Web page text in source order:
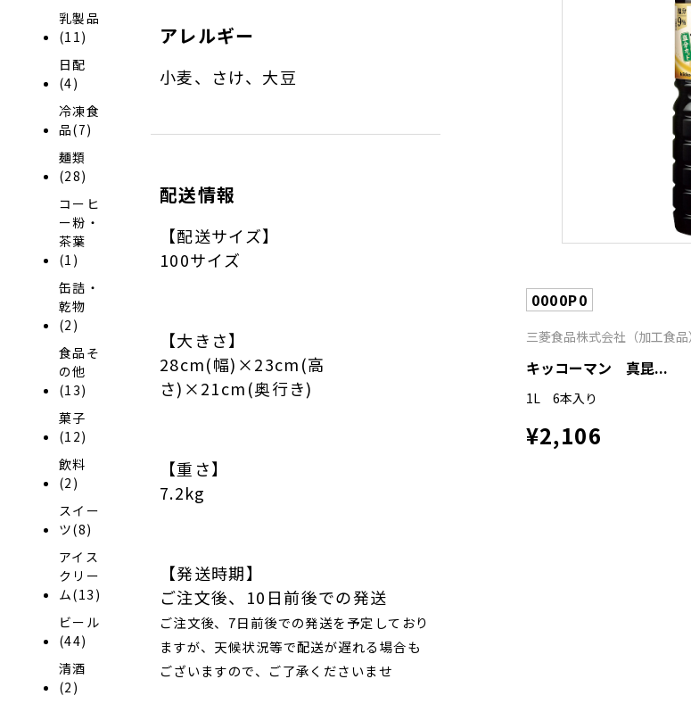
乳製品
(11)
日配
(4)
冷凍食
品(7)
麺類
(28)
コーヒ
ー粉・
茶葉
(1)
缶詰・
乾物
(2)
食品そ
の他
(13)
菓子
(12)
飲料
(2)
スイー
ツ(8)
アイス
クリー
ム(13)
ビール
(44)
清酒
(2)
アレルギー
小麦、さけ、大豆
配送情報
【配送サイズ】
100サイズ
【大きさ】
28cm(幅)×23cm(高
さ)×21cm(奥行き)
【重さ】
7.2kg
【発送時期】
ご注文後、10日前後での発送
ご注文後、7日前後での発送を予定しており
ますが、天候状況等で配送が遅れる場合も
ございますので、ご了承くださいませ
0000P0
三菱食品株式会社（加工食
キッコーマン 真昆...
1L 6本入り
¥2,106